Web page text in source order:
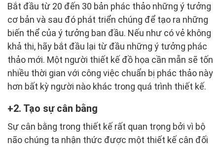
Bắt đầu từ 20 đến 30 bản phác thảo những ý tưởng
cơ bản và sau đó phát triển chúng để tạo ra những
biến thể của ý tưởng ban đầu. Nếu như có vẻ không
khả thi, hãy bắt đầu lại từ đầu những ý tưởng phác
thảo mới. Một người thiết kế đồ họa cần mẫn sẽ tốn
nhiều thời gian với công việc chuẩn bị phác thảo này
hơn bất kỳ người nào khác trong quá trình thiết kế.
2. Tạo sự cân bằng
Sự cân bằng trong thiết kế rất quan trọng bởi vì bộ
não chúng ta nhận thức được một thiết kế cân đối